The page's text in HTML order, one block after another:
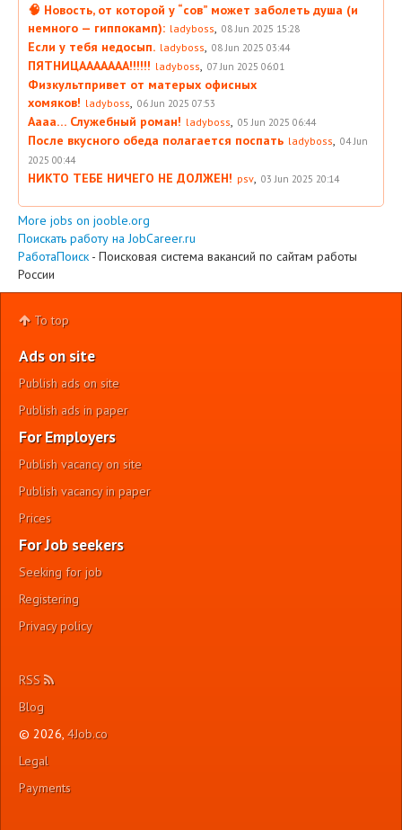
🧠 Новость, от которой у “сов” может заболеть душа (и
немного — гиппокамп): ladyboss 08 Jun 2025 15:28
Если у тебя недосып. ladyboss 08 Jun 2025 03:44
ПЯТНИЦААААААА!!!!!! ladyboss 07 Jun 2025 06:01
Физкультпривет от матерых офисных
хомяков! ladyboss 06 Jun 2025 07:53
Аааа… Служебный роман! ladyboss 05 Jun 2025 06:44
После вкусного обеда полагается поспать ladyboss
04 Jun
2025 00:44
НИКТО ТЕБЕ НИЧЕГО НЕ ДОЛЖЕН! psv 03 Jun 2025 20:14
More jobs on jooble.org
Поискать работу на JobCareer.ru
РаботаПоиск - Поисковая система вакансий по сайтам работы
России
To top
Ads on site
Publish ads on site
Publish ads in paper
For Employers
Publish vacancy on site
Publish vacancy in paper
Prices
For Job seekers
Seeking for job
Registering
Privacy policy
RSS
Blog
© 2026, 4Job.co
Legal
Payments